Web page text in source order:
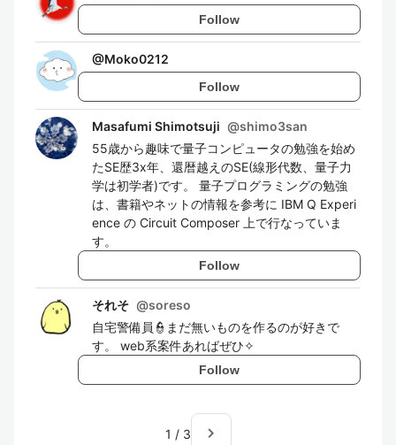
Follow
@Moko0212
Follow
Masafumi Shimotsuji @shimo3san
55歳から趣味で量子コンピュータの勉強を始め
たSE歴3x年、還暦越えのSE(線形代数、量子力
学は初学者)です。 量子プログラミングの勉強
は、書籍やネットの情報を参考に IBM Q Experi
ence の Circuit Composer 上で行なっていま
す。
Follow
それそ @soreso
自宅警備員👮まだ無いものを作るのが好きで
す。 web系案件あればぜひ✧
Follow
1 / 3 navigate_next